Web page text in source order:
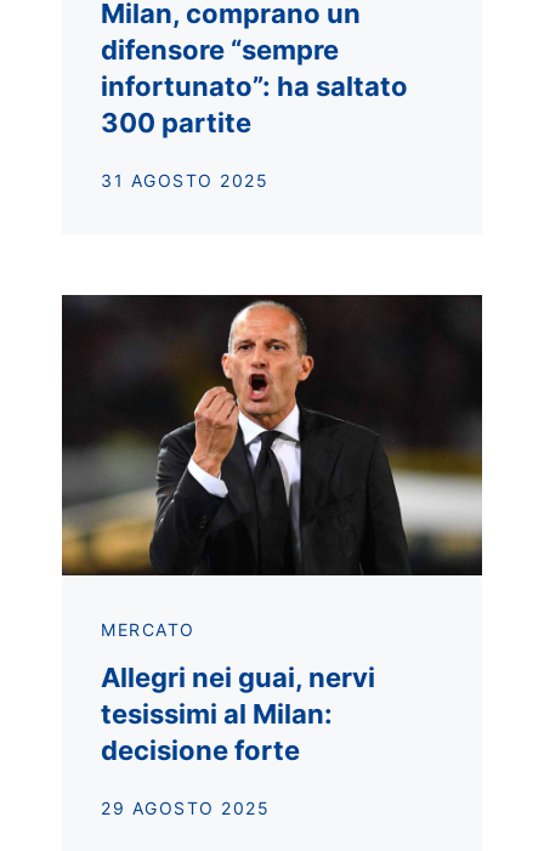
Milan, comprano un
difensore “sempre
infortunato”: ha saltato
300 partite
31 AGOSTO 2025
MERCATO
Allegri nei guai, nervi
tesissimi al Milan:
decisione forte
29 AGOSTO 2025